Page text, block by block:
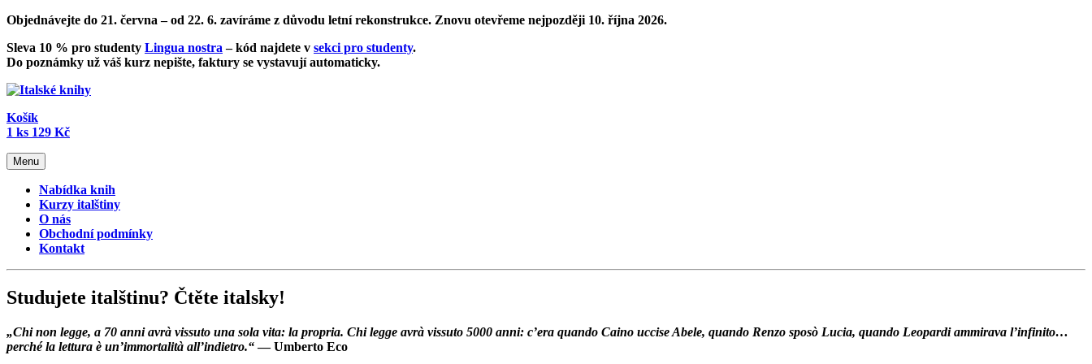
Objednávejte do 21. června – od 22. 6. zavíráme z důvodu letní rekonstrukce. Znovu otevřeme nejpozději 10. října 2026.
Sleva 10 % pro studenty Lingua nostra – kód najdete v sekci pro studenty.
Do poznámky už váš kurz nepište, faktury se vystavují automaticky.
Košík
1 ks 129 Kč
Menu
Nabídka knih
Kurzy italštiny
O nás
Obchodní podmínky
Kontakt
Studujete italštinu? Čtěte italsky!
„Chi non legge, a 70 anni avrà vissuto una sola vita: la propria. Chi legge avrà vissuto 5000 anni: c’era quando Caino uccise Abele, quando Renzo sposò Lucia, quando Leopardi ammirava l’infinito…
perché la lettura è un’immortalità all’indietro.“— Umberto Eco